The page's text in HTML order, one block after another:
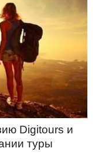
Digitours и
туры